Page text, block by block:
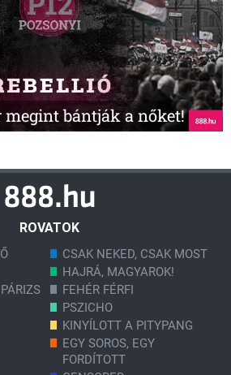
bántják a nőket!
ROVATOK
CSAK NEKED, CSAK MOST
HAJRÁ, MAGYAROK!
FEHÉR FÉRFI
PSZICHO
KINYÍLOTT A PITYPANG
EGY SOROS, EGY
FORDÍTOTT